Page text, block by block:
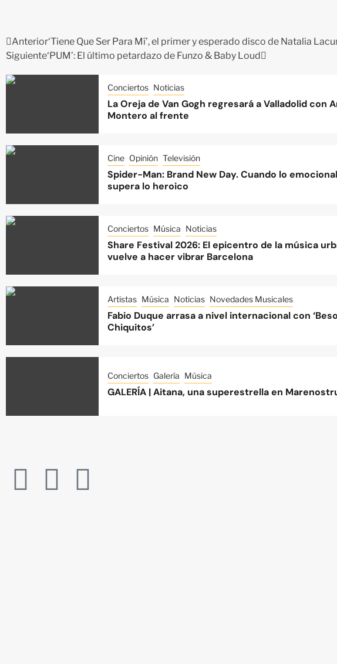
Anterior‘Tiene Que Ser Para Mí’, el primer y esperado disco de Natalia
Siguiente‘PUM’: El último petardazo de Funzo & Baby Loud
Conciertos Noticias
La Oreja de Van Gogh regresará a Valladolid con
Montero al frente
Cine Opinión Televisión
Spider-Man: Brand New Day. Cuando lo emocional
supera lo heroico
Conciertos Música Noticias
Share Festival 2026: El epicentro de la música
vuelve a hacer vibrar Barcelona
Artistas Música Noticias Novedades Musicales
Fabio Duque arrasa a nivel internacional con
Chiquitos’
Conciertos Galería Música
GALERÍA | Aitana, una superestrella en